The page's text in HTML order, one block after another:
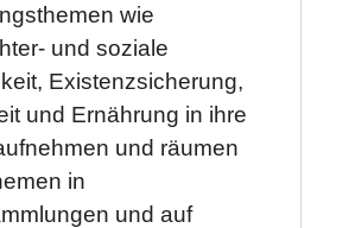
wie
und soziale
Existenzsicherung,
und Ernährung in ihre
und räumen
in
und auf